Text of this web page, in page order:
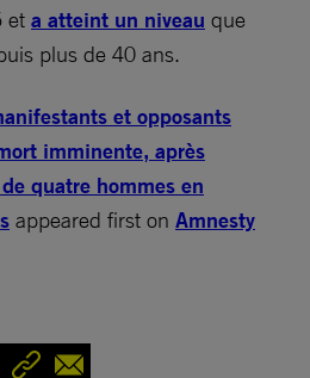
et a atteint un niveau que
plus de 40 ans.
et opposants
imminente, après
quatre hommes en
appeared first on Amnesty